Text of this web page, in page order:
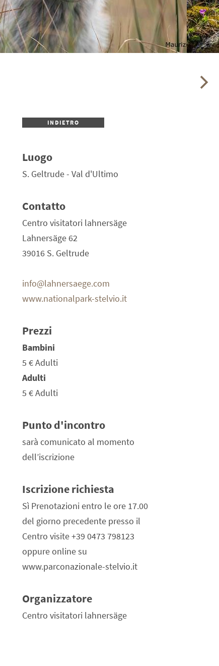
INDIETRO
Luogo
S. Geltrude - Val d'Ultimo
Contatto
Centro visitatori lahnersäge
Lahnersäge 62
39016 S. Geltrude
info@lahnersaege.com
www.nationalpark-stelvio.it
Prezzi
Bambini
5 €Adulti
Adulti
5 €Adulti
Punto d'incontro
sarà comunicato al momento
dell’iscrizione
Iscrizione richiesta
Sì Prenotazioni entro le ore 17.00
del giorno precedente presso il
Centro visite +39 0473 798123
oppure online su
www.parconazionale-stelvio.it
Organizzatore
Centro visitatori lahnersäge